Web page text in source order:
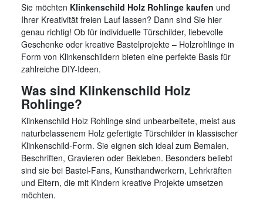
Sie möchten Klinkenschild Holz Rohlinge kaufen und
Ihrer Kreativität freien Lauf lassen? Dann sind Sie hier
genau richtig! Ob für individuelle Türschilder, liebevolle
Geschenke oder kreative Bastelprojekte – Holzrohlinge in
Form von Klinkenschildern bieten eine perfekte Basis für
zahlreiche DIY-Ideen.
Was sind Klinkenschild Holz
Rohlinge?
Klinkenschild Holz Rohlinge sind unbearbeitete, meist aus
naturbelassenem Holz gefertigte Türschilder in klassischer
Klinkenschild-Form. Sie eignen sich ideal zum Bemalen,
Beschriften, Gravieren oder Bekleben. Besonders beliebt
sind sie bei Bastel-Fans, Kunsthandwerkern, Lehrkräften
und Eltern, die mit Kindern kreative Projekte umsetzen
möchten.